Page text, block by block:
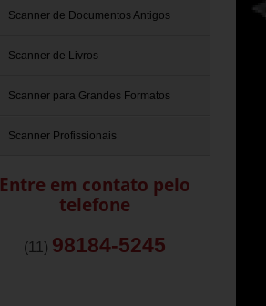
Scanner de Documentos Antigos
Scanner de Livros
Scanner para Grandes Formatos
Scanner Profissionais
Entre em contato pelo
telefone
(11) 98184-5245